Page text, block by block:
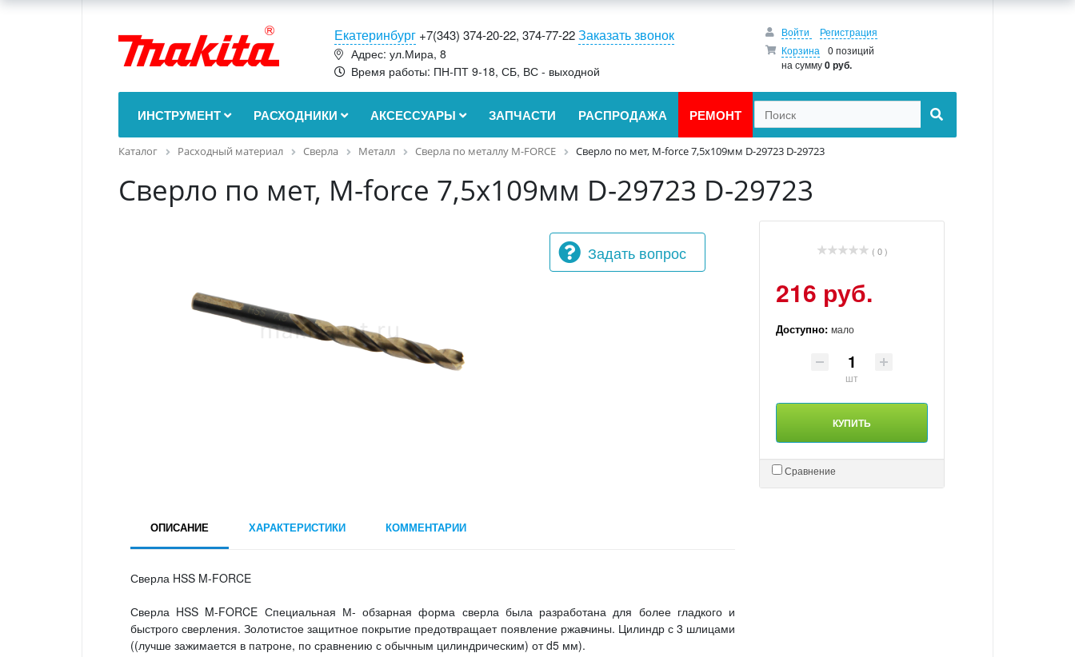
Екатеринбург +7(343) 374-20-22, 374-77-22 Заказать звонок
Адрес: ул.Мира, 8
Время работы: ПН-ПТ 9-18, СБ, ВС - выходной
Войти
Регистрация
Корзина
0 позиций
на сумму0 руб.
ИНСТРУМЕНТ РАСХОДНИКИ АКСЕССУАРЫ ЗАПЧАСТИ РАСПРОДАЖА РЕМОНТ
Каталог Расходный материал Сверла Металл Сверла по металлу M-FORCE Сверло по мет, M-force 7,5x109мм D-29723 D-29723
Сверло по мет, M-force 7,5x109мм D-29723 D-29723
Задать вопрос ( 0 )
216 руб.
Доступно: мало
шт
КУПИТЬ
Сравнение
ОПИСАНИЕ ХАРАКТЕРИСТИКИ КОММЕНТАРИИ
Сверла HSS M-FORCE
Сверла HSS M-FORCE Специальная М- обзарная форма сверла была разработана для более гладкого и
быстрого сверления. Золотистое защитное покрытие предотвращает появление ржавчины. Цилиндр с 3 шлицами
((лучше зажимается в патроне, по сравнению с обычным цилиндрическим) от d5 мм).